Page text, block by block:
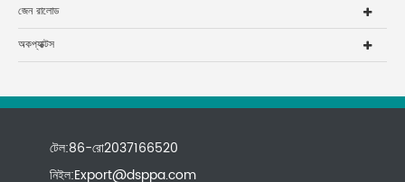
জেন রালোড
অকপ্যাক্টস
টেল:86-রো2037166520
নিইল:Export@dsppa.com